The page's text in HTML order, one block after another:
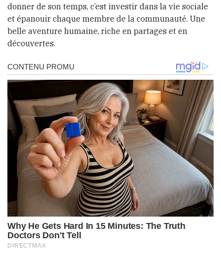
donner de son temps, c’est investir dans la vie sociale
et épanouir chaque membre de la communauté. Une
belle aventure humaine, riche en partages et en
découvertes.